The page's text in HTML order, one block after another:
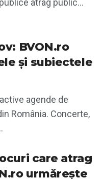
atrag public...
BVON.ro
și subiectele
agende de
România. Concerte,
care atrag
urmărește